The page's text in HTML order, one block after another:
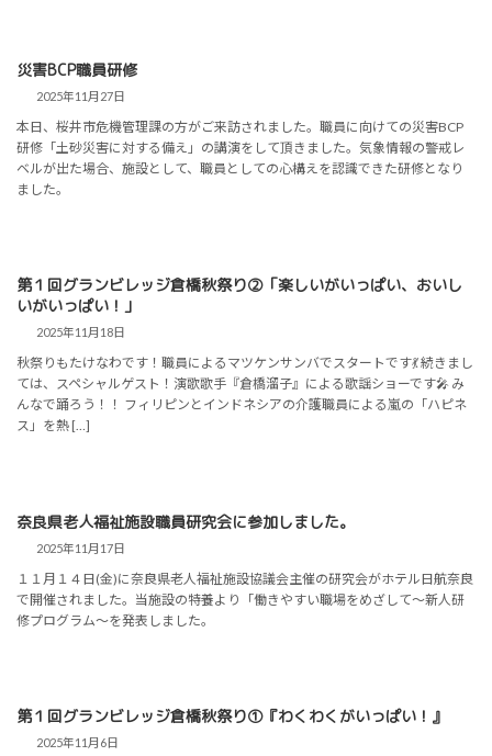
災害BCP職員研修
2025年11月27日
本日、桜井市危機管理課の方がご来訪されました。職員に向けての災害BCP
研修「土砂災害に対する備え」の講演をして頂きました。気象情報の警戒レ
ベルが出た場合、施設として、職員としての心構えを認識できた研修となり
ました。
第１回グランビレッジ倉橋秋祭り②「楽しいがいっぱい、おいし
いがいっぱい！」
2025年11月18日
秋祭りもたけなわです！職員によるマツケンサンバでスタートです💃 続きまし
ては、スペシャルゲスト！演歌歌手『倉橋溜子』による歌謡ショーです🎤 み
んなで踊ろう！！ フィリピンとインドネシアの介護職員による嵐の「ハピネ
ス」を熱 […]
奈良県老人福祉施設職員研究会に参加しました。
2025年11月17日
１１月１４日(金)に奈良県老人福祉施設協議会主催の研究会がホテル日航奈良
で開催されました。当施設の特養より「働きやすい職場をめざして～新人研
修プログラム～を発表しました。
第１回グランビレッジ倉橋秋祭り①『わくわくがいっぱい！』
2025年11月6日